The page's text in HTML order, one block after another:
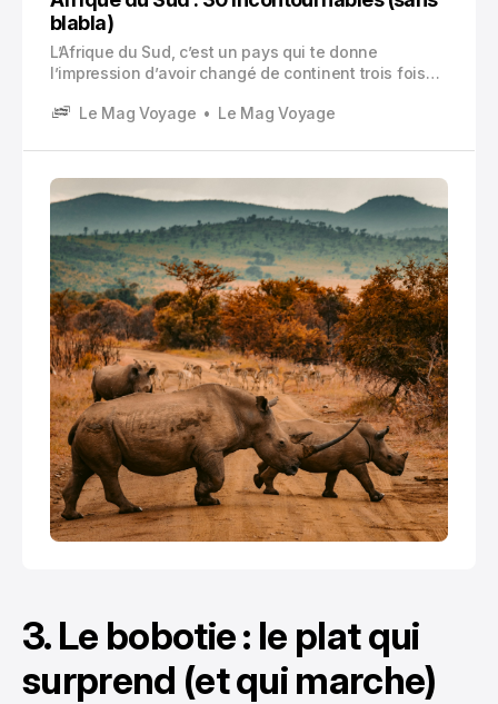
blabla)
L’Afrique du Sud, c’est un pays qui te donne
l’impression d’avoir changé de continent trois fois
des plages, des montagnes, des animaux partout,
Le Mag Voyage Le Mag Voyage
3. Le bobotie : le plat qui
surprend (et qui marche)